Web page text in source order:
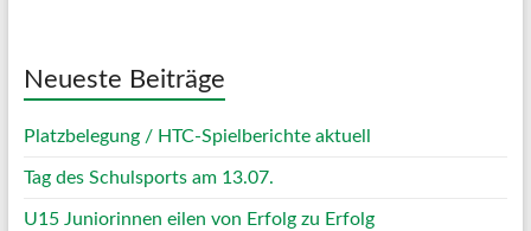
Neueste Beiträge
Platzbelegung / HTC-Spielberichte aktuell
Tag des Schulsports am 13.07.
U15 Juniorinnen eilen von Erfolg zu Erfolg